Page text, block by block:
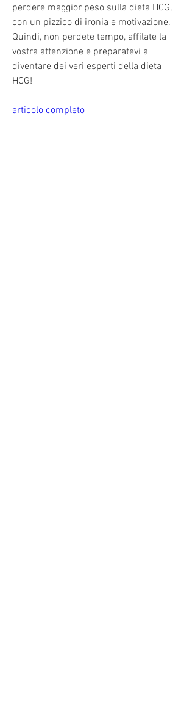
perdere maggior peso sulla dieta HCG,
con un pizzico di ironia e motivazione.
Quindi, non perdete tempo, affilate la
vostra attenzione e preparatevi a
diventare dei veri esperti della dieta
HCG!
articolo completo